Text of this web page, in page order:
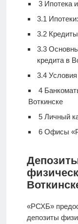
3Ипотека
3.1 Ипотеки:
3.2
3.3
кредита в
3.4Условия
4
Воткинске
5Личный
6Офисы
«РСХБ»
депозиты